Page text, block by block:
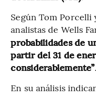
Según Tom Porcelli
analistas de Wells
probabilidades de
partir del 31 de
considerablemente”.
En su análisis